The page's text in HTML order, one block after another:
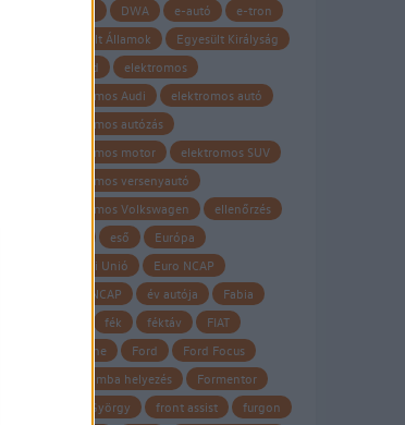
DWA e-autó
e-tron
Egyesült Államok
Egyesült Királyság
eHybrid
elektromos
elektromos Audi
elektromos autó
elektromos autózás
elektromos motor
elektromos SUV
elektromos versenyautó
elektromos Volkswagen
ellenőrzés
eső
Európa
Európai Unió
Euro NCAP
EURO NCAP
év autója
Fabia
fék féktáv
FIAT
Firestone
Ford
Ford Focus
forgalomba helyezés
Formentor
Frank György
front assist
furgon